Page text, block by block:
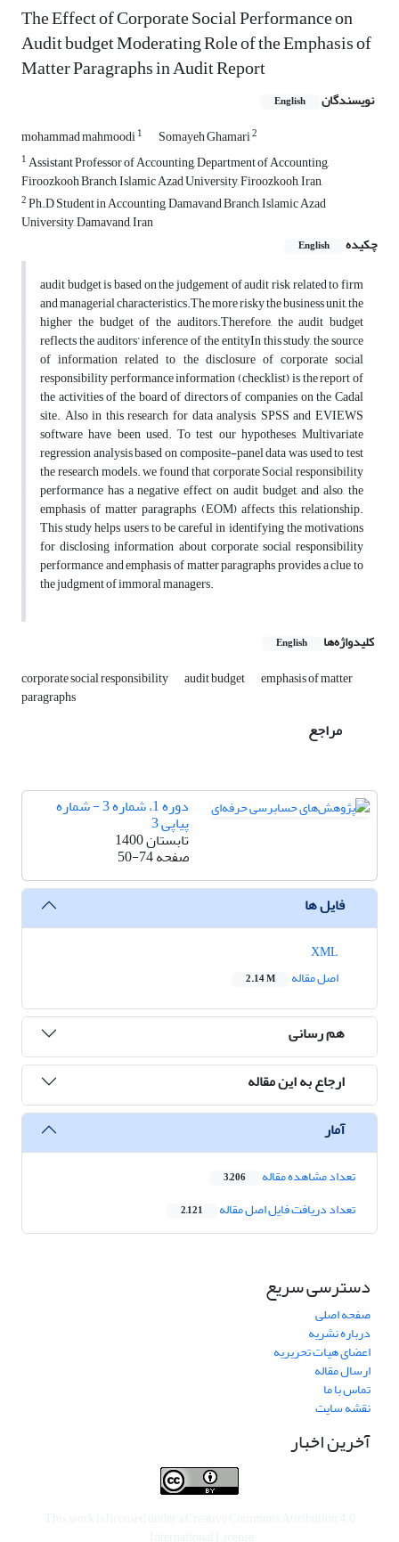
The Effect of Corporate Social Performance on
Audit budget Moderating Role of the Emphasis of
Matter Paragraphs in Audit Report
نویسندگان English
mohammad mahmoodi1 Somayeh Ghamari2
1Assistant Professor of Accounting, Department of Accounting,
Firoozkooh Branch, Islamic Azad University, Firoozkooh, Iran,
2Ph.D Student in Accounting, Damavand Branch, Islamic Azad
University, Damavand, Iran
چکیده
English
audit budget is based on the judgement of audit risk related to firm
and managerial characteristics.The more risky the business unit, the
higher the budget of the auditors.Therefore, the audit budget
reflects the auditors’ inference of the entityIn this study, the source
of information related to the disclosure of corporate social
responsibility performance information (checklist) is the report of
the activities of the board of directors of companies on the Cadal
site. Also in this research for data analysis, SPSS and EVIEWS
software have been used. To test our hypotheses, Multivariate
regression analysis based on composite-panel data was used to test
the research models. we found that corporate Social responsibility
performance has a negative effect on audit budget, and also, the
emphasis of matter paragraphs (EOM) affects this relationship.
This study helps users to be careful in identifying the motivations
for disclosing information about corporate social responsibility
performance and emphasis of matter paragraphs provides a clue to
the judgment of immoral managers.
کلیدواژه‌ها English
corporate social responsibility audit budget emphasis of matter
paragraphs
مراجع
دوره 1، شماره 3 - شماره
پیاپی 3
تابستان 1400
صفحه50-74
فایل ها
اصل مقاله
2.14 M
هم رسانی
ارجاع به این مقاله
آمار
تعداد مشاهده مقاله 3,206
تعداد دریافت فایل اصل مقاله 2,121
دسترسی سریع
صفحه اصلی
درباره نشریه
اعضای هیات تحریریه
ارسال مقاله
تماس با ما
نقشه سایت
آخرین اخبار